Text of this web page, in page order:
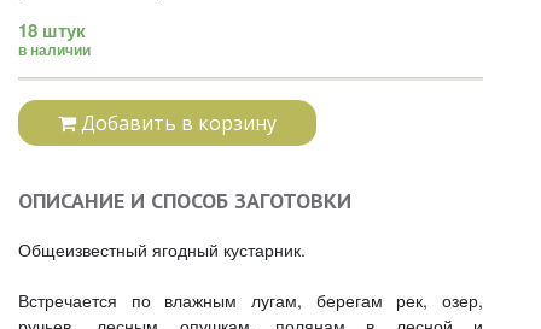
18 штук
в наличии
Добавить в корзину
ОПИСАНИЕ И СПОСОБ ЗАГОТОВКИ
Общеизвестный ягодный кустарник.
Встречается по влажным лугам, берегам рек, озер,